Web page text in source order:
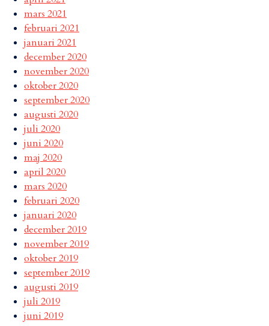
mars 2021
februari 2021
januari 2021
december 2020
november 2020
oktober 2020
september 2020
augusti 2020
juli 2020
juni 2020
maj 2020
april 2020
mars 2020
februari 2020
januari 2020
december 2019
november 2019
oktober 2019
september 2019
augusti 2019
juli 2019
juni 2019